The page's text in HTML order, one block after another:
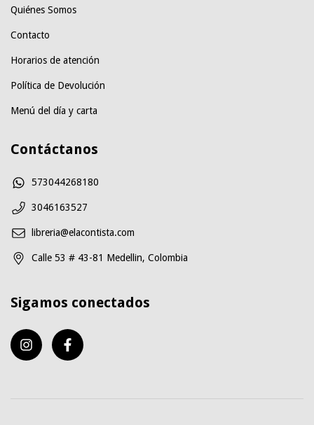
Quiénes Somos
Contacto
Horarios de atención
Política de Devolución
Menú del día y carta
Contáctanos
573044268180
3046163527
libreria@elacontista.com
Calle 53 # 43-81 Medellin, Colombia
Sigamos conectados